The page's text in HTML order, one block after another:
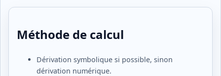
Méthode de calcul
Dérivation symbolique si possible, sinon
dérivation numérique.